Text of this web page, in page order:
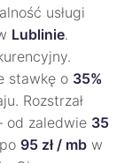
usługi
Lublinie.
stawkę o 35%
Rozstrzał
od zaledwie 35
95 zł / mb w